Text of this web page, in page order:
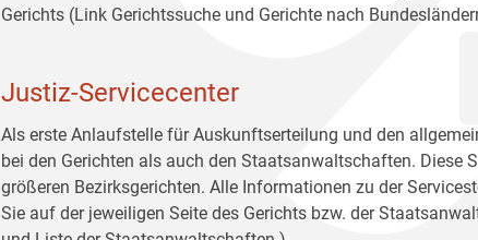
Gerichts (Link Gerichtssuche und Gerichte nach
Justiz-Servicecenter
Als erste Anlaufstelle für Auskunftserteilung und den
bei den Gerichten als auch den Staatsanwaltschaften. Diese
größeren Bezirksgerichten. Alle Informationen zu der
Sie auf der jeweiligen Seite des Gerichts bzw. der